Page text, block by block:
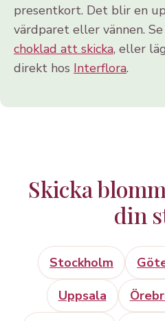
presentkort. Det blir en
värdparet eller vännen.
choklad att skicka, eller
direkt hos Interflora.
Skicka
din
Stockholm
Uppsala